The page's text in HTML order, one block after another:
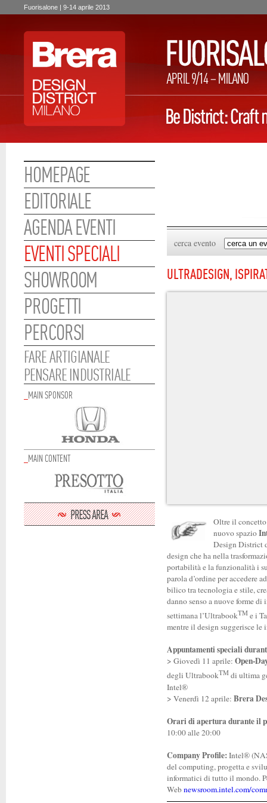
Fuorisalone | 9-14 aprile 2013
HOMEPAGE
EDITORIALE
AGENDA EVENTI
EVENTI SPECIALI
SHOWROOM
PROGETTI
PERCORSI
FARE ARTIGIANALE
PENSARE INDUSTRIALE
MAIN SPONSOR
MAIN CONTENT
cerca evento
ULTRADESIGN,
Oltre il
nuovo spazio
Design District
design che ha nella
portabilità e la funzionalità i
parola d’ordine per accedere
bilico tra tecnologia e stile,
danno senso a nuove forme
settimana l’UltrabookTM e i
mentre il design suggerisce
Appuntamenti speciali
> Giovedì 11 aprile: Open-
degli UltrabookTM di ultima
Intel®
> Venerdì 12 aprile: Brera
Orari di apertura durante il
10:00 alle 20:00
Company Profile:Intel®
del computing, progetta e
informatici di tutto il mondo.
Webnewsroom.intel.com/